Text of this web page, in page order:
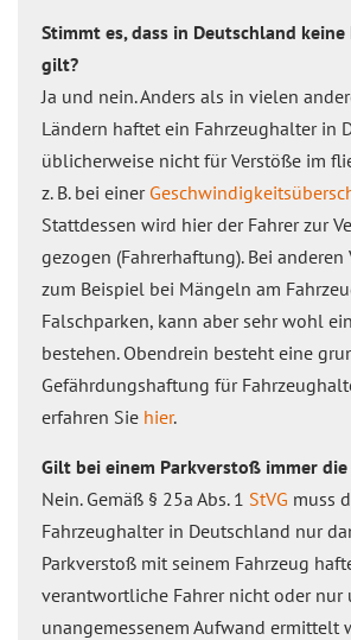
Stimmt es, dass in Deutschland
gilt?
Ja und nein. Anders als in vielen
Ländern haftet ein Fahrzeughalter in
üblicherweise nicht für Verstöße im
z. B. bei einer
Stattdessen wird hier der Fahrer zur
gezogen (Fahrerhaftung). Bei anderen
zum Beispiel bei Mängeln am
Falschparken, kann aber sehr wohl
bestehen. Obendrein besteht eine
Gefährdungshaftung für
erfahren Sie hier.
Gilt bei einem Parkverstoß immer
Nein. Gemäß § 25a Abs. 1 StVG muss
Fahrzeughalter in Deutschland nur
Parkverstoß mit seinem Fahrzeug
verantwortliche Fahrer nicht oder nur
unangemessenem Aufwand ermittelt